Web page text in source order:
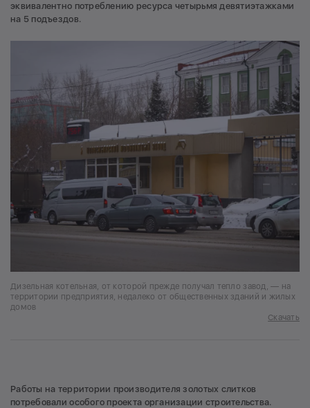
эквивалентно потреблению ресурса четырьмя девятиэтажками
на 5 подъездов.
Дизельная котельная, от которой прежде получал тепло завод, — на
территории предприятия, недалеко от общественных зданий и жилых
домов
Скачать
Работы на территории производителя золотых слитков
потребовали особого проекта организации строительства.